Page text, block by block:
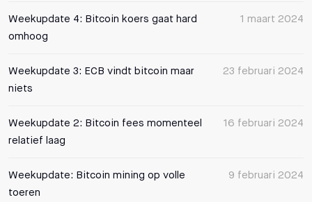
1 maart 2024
Weekupdate 4: Bitcoin koers gaat hard
omhoog
23 februari 2024
Weekupdate 3: ECB vindt bitcoin maar
niets
16 februari 2024
Weekupdate 2: Bitcoin fees momenteel
relatief laag
9 februari 2024
Weekupdate: Bitcoin mining op volle
toeren